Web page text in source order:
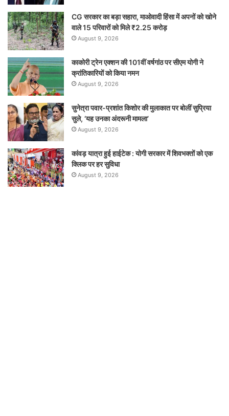
CG सरकार का बड़ा सहारा, माओवादी हिंसा में अपनों को खोने
वाले 15 परिवारों को मिले ₹2.25 करोड़
August 9, 2026
काकोरी ट्रेन एक्शन की 101वीं वर्षगांठ पर सीएम योगी ने
क्रांतिकारियों को किया नमन
August 9, 2026
सुनेत्रा पवार-प्रशांत किशोर की मुलाकात पर बोलीं सुप्रिया
सुले, ‘यह उनका अंदरूनी मामला’
August 9, 2026
कांवड़ यात्रा हुई हाईटेक : योगी सरकार में शिवभक्तों को एक
क्लिक पर हर सुविधा
August 9, 2026